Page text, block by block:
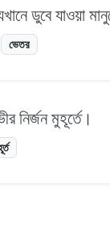
ডুবে যাওয়া
ভেতর
নির্জন মুহূর্তে।